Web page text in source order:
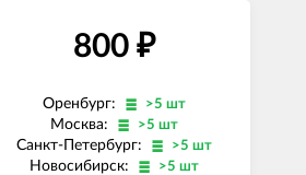
800 ₽
Оренбург: >5 шт
Москва: >5 шт
Санкт-Петербург: >5 шт
Новосибирск: >5 шт